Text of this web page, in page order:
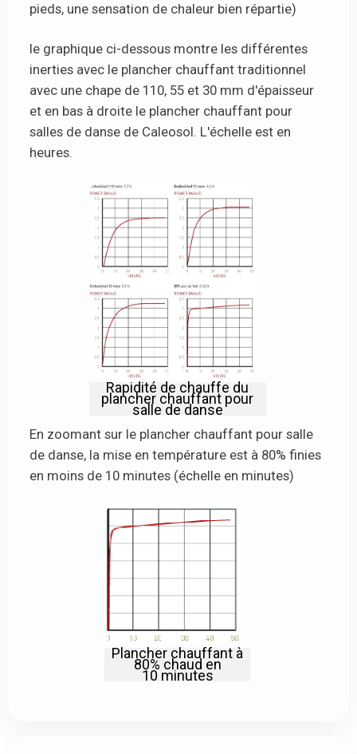
pieds, une sensation de chaleur bien répartie)
le graphique ci-dessous montre les différentes
inerties avec le plancher chauffant traditionnel
avec une chape de 110, 55 et 30 mm d'épaisseur
et en bas à droite le plancher chauffant pour
salles de danse de Caleosol. L'échelle est en
heures.
Rapidité de chauffe du
plancher chauffant pour
salle de danse
En zoomant sur le plancher chauffant pour salle
de danse, la mise en température est à 80% finies
en moins de 10 minutes (échelle en minutes)
Plancher chauffant à
80% chaud en
10 minutes